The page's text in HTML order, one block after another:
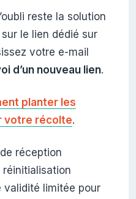
reste la solution
le lien dédié sur
votre e-mail
d’un nouveau lien.
planter les
votre récolte.
réception
réinitialisation
validité limitée pour